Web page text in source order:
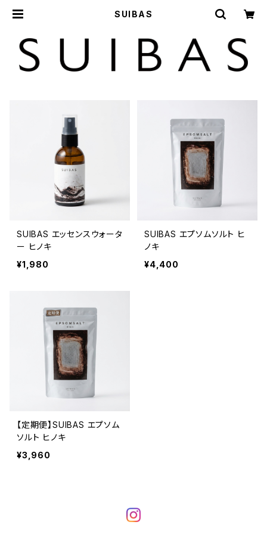
SUIBAS
SUIBAS エッセンスウォータ
ー ヒノキ
¥1,980
SUIBAS エプソムソルト ヒ
ノキ
¥4,400
【定期便】SUIBAS エプソム
ソルト ヒノキ
¥3,960